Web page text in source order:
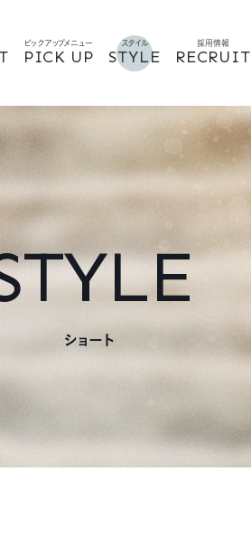
ピックアップメニュー
PICK UP
スタイル
STYLE
採用情報
RECRUIT
ショート